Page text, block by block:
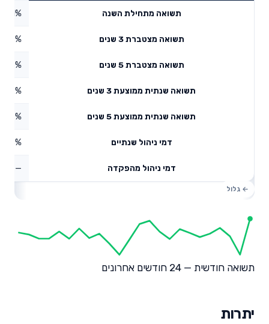
תשואה מתחילת השנה
תשואה מצטברת 3 שנים
תשואה מצטברת 5 שנים
תשואה שנתית ממוצעת 3 שנים
תשואה שנתית ממוצעת 5 שנים
דמי ניהול שנתיים 0.3%
דמי ניהול מהפקדה —
תשואה חודשית — 24 חודשים אחרונים
יתרות